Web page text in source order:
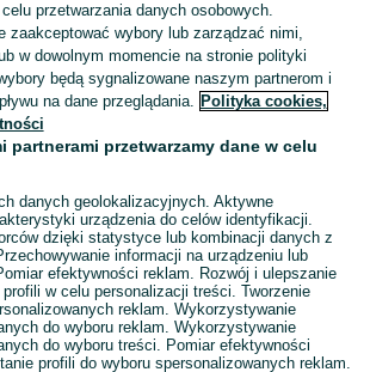
przetwarzania danych osobowych.
zaakceptować wybory lub zarządzać nimi,
w dowolnym momencie na stronie polityki
będą sygnalizowane naszym partnerom i
na dane przeglądania. Polityka cookies,
partnerami przetwarzamy dane w celu
danych geolokalizacyjnych. Aktywne
urządzenia do celów identyfikacji.
dzięki statystyce lub kombinacji danych z
informacji na urządzeniu lub
efektywności reklam. Rozwój i ulepszanie
profili w celu personalizacji treści. Tworzenie
reklam. Wykorzystywanie
do wyboru reklam. Wykorzystywanie
do wyboru treści. Pomiar efektywności
profili do wyboru spersonalizowanych reklam.